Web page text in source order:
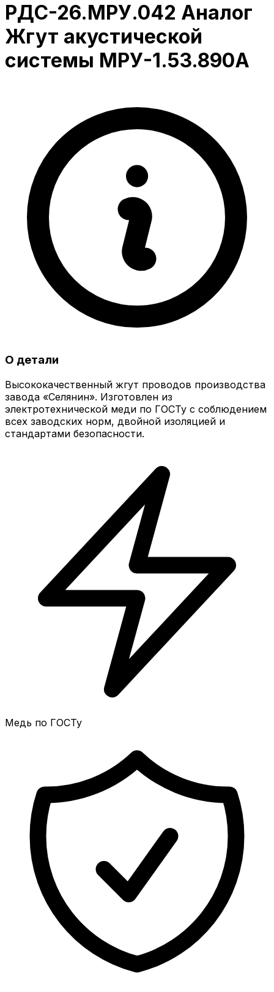
РДС-26.МРУ.042 Аналог
Жгут акустической
системы МРУ-1.53.890А
О детали
Высококачественный жгут проводов производства
завода «Селянин». Изготовлен из
электротехнической меди по ГОСТу с соблюдением
всех заводских норм, двойной изоляцией и
стандартами безопасности.
Медь по ГОСТу